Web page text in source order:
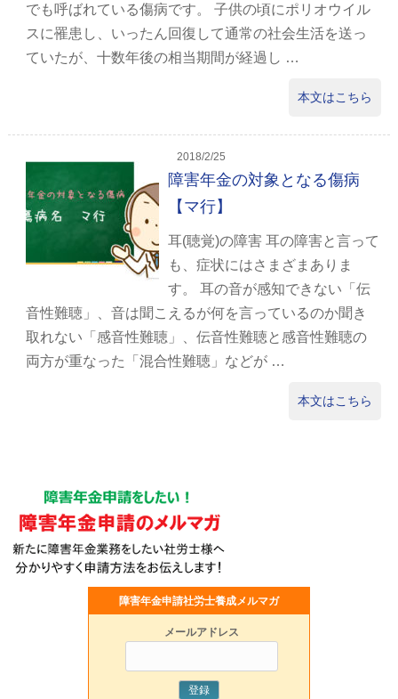
でも呼ばれている傷病です。 子供の頃にポリオウイル
スに罹患し、いったん回復して通常の社会生活を送っ
ていたが、十数年後の相当期間が経過し …
本文はこちら
2018/2/25
障害年金の対象となる傷病
【マ行】
耳(聴覚)の障害 耳の障害と言って
も、症状にはさまざまありま
す。 耳の音が感知できない「伝
音性難聴」、音は聞こえるが何を言っているのか聞き
取れない「感音性難聴」、伝音性難聴と感音性難聴の
両方が重なった「混合性難聴」などが …
本文はこちら
障害年金申請社労士養成メルマガ
メールアドレス